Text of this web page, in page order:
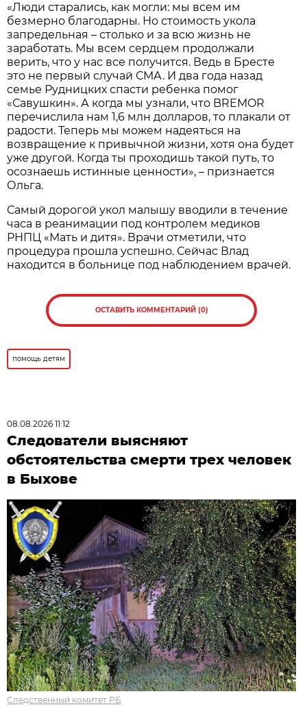
«Люди старались, как могли: мы всем им
безмерно благодарны. Но стоимость укола
запредельная – столько и за всю жизнь не
заработать. Мы всем сердцем продолжали
верить, что у нас все получится. Ведь в Бресте
это не первый случай СМА. И два года назад
семье Рудницких спасти ребенка помог
«Савушкин». А когда мы узнали, что BREMOR
перечислила нам 1,6 млн долларов, то плакали от
радости. Теперь мы можем надеяться на
возвращение к привычной жизни, хотя она будет
уже другой. Когда ты проходишь такой путь, то
осознаешь истинные ценности», – признается
Ольга.
Самый дорогой укол малышу вводили в течение
часа в реанимации под контролем медиков
РНПЦ «Мать и дитя». Врачи отметили, что
процедура прошла успешно. Сейчас Влад
находится в больнице под наблюдением врачей.
ОСТАВИТЬ КОММЕНТАРИЙ (0)
помощь детям
08.08.2026 11:12
Следователи выясняют
обстоятельства смерти трех человек
в Быхове
Следственный комитет РБ